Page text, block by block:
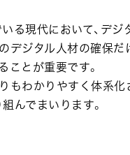
る現代において、デ
デジタル人材の確保だ
ことが重要です。
もわかりやすく体系
んでまいります。